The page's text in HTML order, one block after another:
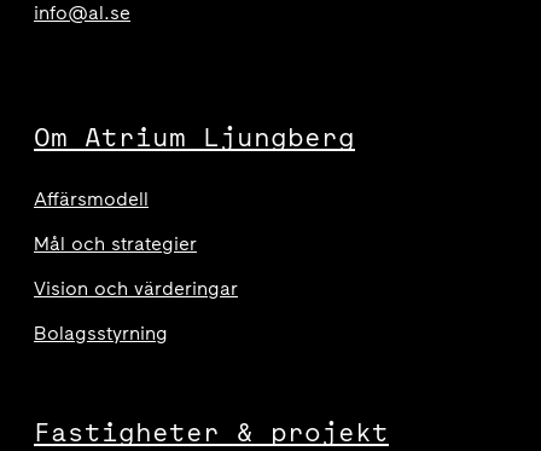
info@al.se
Om Atrium Ljungberg
Affärsmodell
Mål och strategier
Vision och värderingar
Bolagsstyrning
Fastigheter & projekt